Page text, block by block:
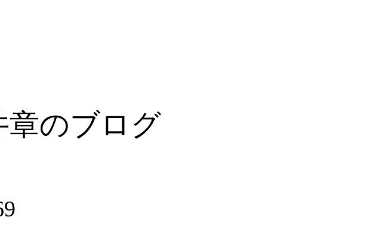
章のブログ